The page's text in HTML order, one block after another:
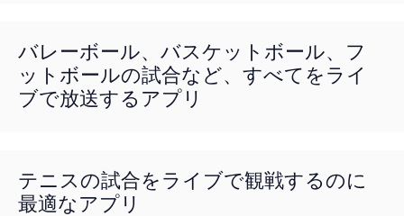
バレーボール、バスケットボール、フ
ットボールの試合など、すべてをライ
ブで放送するアプリ
テニスの試合をライブで観戦するのに
最適なアプリ